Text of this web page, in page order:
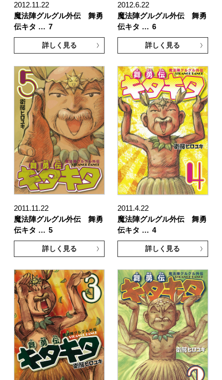
2012.11.22
魔法陣グルグル外伝 舞勇
伝キタ … 7
詳しく見る
2012.6.22
魔法陣グルグル外伝 舞勇
伝キタ … 6
詳しく見る
2011.11.22
魔法陣グルグル外伝 舞勇
伝キタ … 5
詳しく見る
2011.4.22
魔法陣グルグル外伝 舞勇
伝キタ … 4
詳しく見る